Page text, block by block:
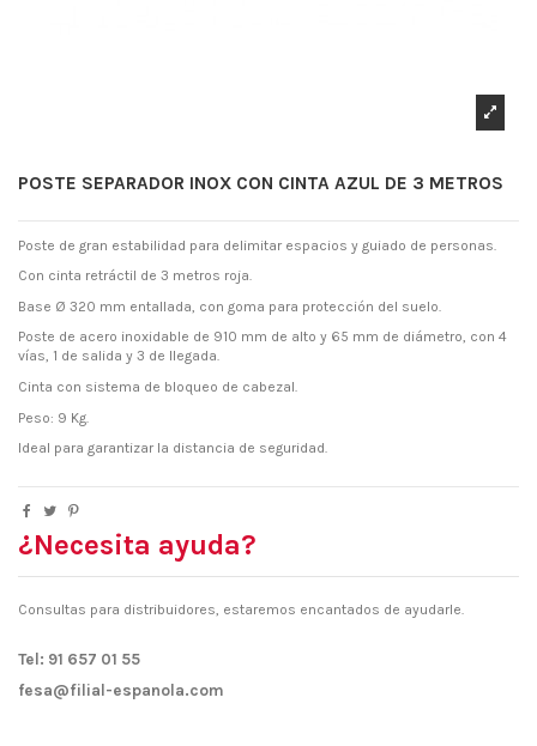
POSTE SEPARADOR INOX CON CINTA AZUL DE 3 METROS
Poste de gran estabilidad para delimitar espacios y guiado de personas.
Con cinta retráctil de 3 metros roja.
Base Ø 320 mm entallada, con goma para protección del suelo.
Poste de acero inoxidable de 910 mm de alto y 65 mm de diámetro, con 4
vías, 1 de salida y 3 de llegada.
Cinta con sistema de bloqueo de cabezal.
Peso: 9 Kg.
Ideal para garantizar la distancia de seguridad.
¿Necesita ayuda?
Consultas para distribuidores, estaremos encantados de ayudarle.
Tel: 91 657 01 55
fesa@filial-espanola.com